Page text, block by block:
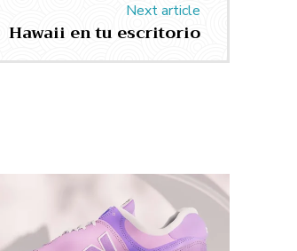
Next article
Hawaii en tu escritorio